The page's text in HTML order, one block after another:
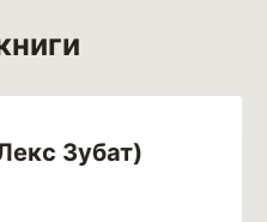
Зубат)